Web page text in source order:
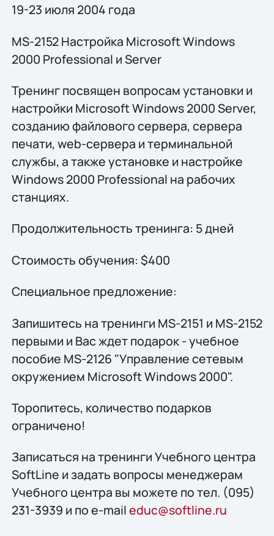
19-23 июля 2004 года
MS-2152 Настройка Microsoft Windows
2000 Professional и Server
Тренинг посвящен вопросам установки и
настройки Microsoft Windows 2000 Server,
созданию файлового сервера, сервера
печати, web-сервера и терминальной
службы, а также установке и настройке
Windows 2000 Professional на рабочих
станциях.
Продолжительность тренинга: 5 дней
Стоимость обучения: $400
Специальное предложение:
Запишитесь на тренинги MS-2151 и MS-2152
первыми и Вас ждет подарок - учебное
пособие MS-2126 "Управление сетевым
окружением Microsoft Windows 2000".
Торопитесь, количество подарков
ограничено!
Записаться на тренинги Учебного центра
SoftLine и задать вопросы менеджерам
Учебного центра вы можете по тел. (095)
231-3939 и по e-maileduc@softline.ru